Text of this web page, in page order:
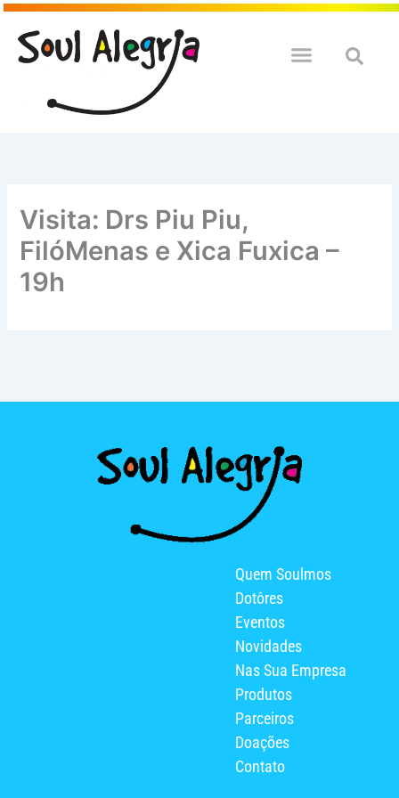
Ir
para
Visita: Drs Piu Piu,
FilóMenas e Xica Fuxica –
19h
Quem Soulmos
Dotôres
Eventos
Novidades
Nas Sua Empresa
Produtos
Parceiros
Doações
Contato